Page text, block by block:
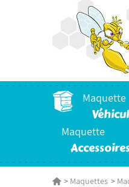
Maquette
Maquette
> Maquettes >